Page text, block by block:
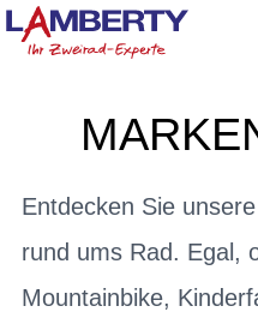
Entdecken Sie
rund ums Rad. Egal,
Mountainbike,